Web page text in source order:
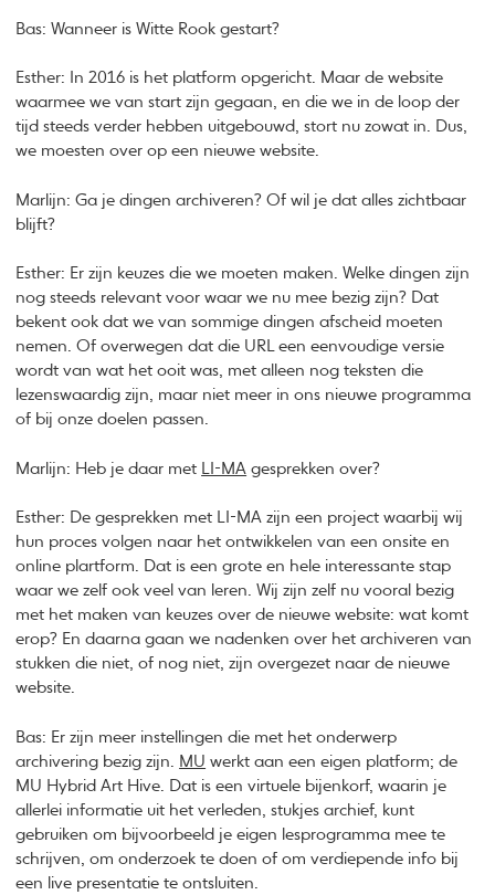
Bas: Wanneer is Witte Rook gestart?
Esther: In 2016 is het platform opgericht. Maar de website
waarmee we van start zijn gegaan, en die we in de loop der
tijd steeds verder hebben uitgebouwd, stort nu zowat in. Dus,
we moesten over op een nieuwe website.
Marlijn: Ga je dingen archiveren? Of wil je dat alles zichtbaar
blijft?
Esther: Er zijn keuzes die we moeten maken. Welke dingen zijn
nog steeds relevant voor waar we nu mee bezig zijn? Dat
bekent ook dat we van sommige dingen afscheid moeten
nemen. Of overwegen dat die URL een eenvoudige versie
wordt van wat het ooit was, met alleen nog teksten die
lezenswaardig zijn, maar niet meer in ons nieuwe programma
of bij onze doelen passen.
Marlijn: Heb je daar met LI-MA gesprekken over?
Esther: De gesprekken met LI-MA zijn een project waarbij wij
hun proces volgen naar het ontwikkelen van een onsite en
online plartform. Dat is een grote en hele interessante stap
waar we zelf ook veel van leren. Wij zijn zelf nu vooral bezig
met het maken van keuzes over de nieuwe website: wat komt
erop? En daarna gaan we nadenken over het archiveren van
stukken die niet, of nog niet, zijn overgezet naar de nieuwe
website.
Bas: Er zijn meer instellingen die met het onderwerp
archivering bezig zijn. MU werkt aan een eigen platform; de
MU Hybrid Art Hive. Dat is een virtuele bijenkorf, waarin je
allerlei informatie uit het verleden, stukjes archief, kunt
gebruiken om bijvoorbeeld je eigen lesprogramma mee te
schrijven, om onderzoek te doen of om verdiepende info bij
een live presentatie te ontsluiten.